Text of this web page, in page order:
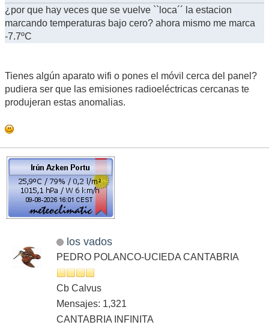
¿por que hay veces que se vuelve ``loca´´ la estacion
marcando temperaturas bajo cero? ahora mismo me marca
-7.7ºC
Tienes algún aparato wifi o pones el móvil cerca del panel?
pudiera ser que las emisiones radioeléctricas cercanas te
produjeran estas anomalias.
los vados
PEDRO POLANCO-UCIEDA CANTABRIA
Cb Calvus
Mensajes: 1,321
CANTABRIA INFINITA